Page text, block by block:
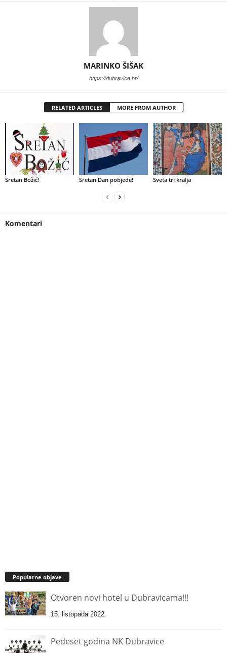
MARINKO ŠIŠAK
https://dubravice.hr/
RELATED ARTICLES MORE FROM AUTHOR
Sretan Božić! Sretan Dan pobjede! Sveta tri kralja
Komentari
Popularne objave
Otvoren novi hotel u Dubravicama!!!
15. listopada 2022.
Pedeset godina NK Dubravice